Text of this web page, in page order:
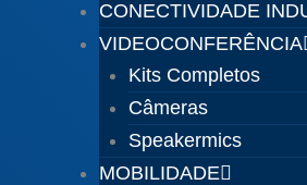
CONECTIVIDADE
VIDEOCONFERÊNCIA
Kits Completos
Câmeras
Speakermics
MOBILIDADE